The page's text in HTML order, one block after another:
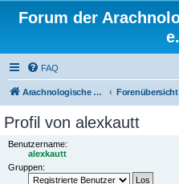
Forum der
FAQ
Arachnologische Gesellschaft e. V. Forenübersicht
Profil von alexkautt
Benutzername:
alexkautt
Gruppen: